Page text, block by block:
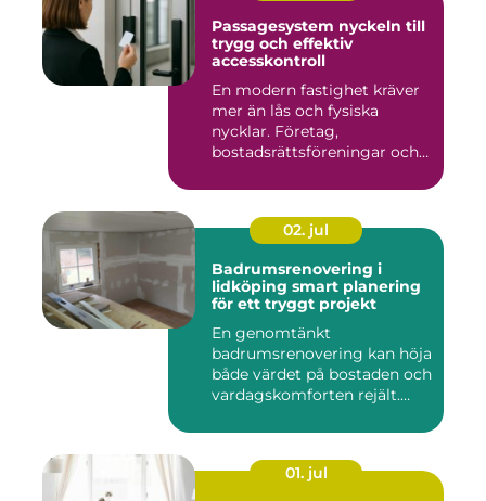
Passagesystem nyckeln till
trygg och effektiv
accesskontroll
En modern fastighet kräver
mer än lås och fysiska
nycklar. Företag,
bostadsrättsföreningar och
02. jul
Badrumsrenovering i
lidköping smart planering
för ett tryggt projekt
En genomtänkt
badrumsrenovering kan höja
både värdet på bostaden och
vardagskomforten rejält.
01. jul